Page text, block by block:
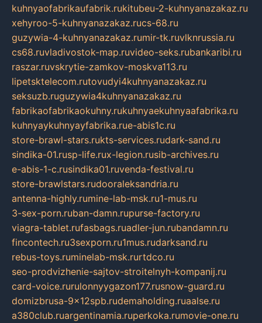
kuhnyaofabrikaufabrik.rukitubeu-2-kuhnyanazakaz.ru
xehyroo-5-kuhnyanazakaz.rucs-68.ru
guzywia-4-kuhnyanazakaz.rumir-tk.ruvlknrussia.ru
cs68.ruvladivostok-map.ruvideo-seks.rubankaribi.ru
raszar.ruvskrytie-zamkov-moskva113.ru
lipetsktelecom.rutovudyi4kuhnyanazakaz.ru
seksuzb.ruguzywia4kuhnyanazakaz.ru
fabrikaofabrikaokuhny.rukuhnyaekuhnyaafabrika.ru
kuhnyaykuhnyayfabrika.rue-abis1c.ru
store-brawl-stars.rukts-services.rudark-sand.ru
sindika-01.rusp-life.rux-legion.rusib-archives.ru
e-abis-1-c.rusindika01.ruvenda-festival.ru
store-brawlstars.rudooraleksandria.ru
antenna-highly.rumine-lab-msk.ru1-mus.ru
3-sex-porn.ruban-damn.rupurse-factory.ru
viagra-tablet.rufasbags.ruadler-jun.rubandamn.ru
fincontech.ru3sexporn.ru1mus.rudarksand.ru
rebus-toys.ruminelab-msk.rurtdco.ru
seo-prodvizhenie-sajtov-stroitelnyh-kompanij.ru
card-voice.rurulonnyygazon177.rusnow-guard.ru
domizbrusa-9x12spb.rudemaholding.ruaalse.ru
a380club.ruargentinamia.ruperkoka.rumovie-one.ru